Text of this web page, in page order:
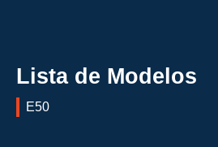
Lista de Modelos
E50